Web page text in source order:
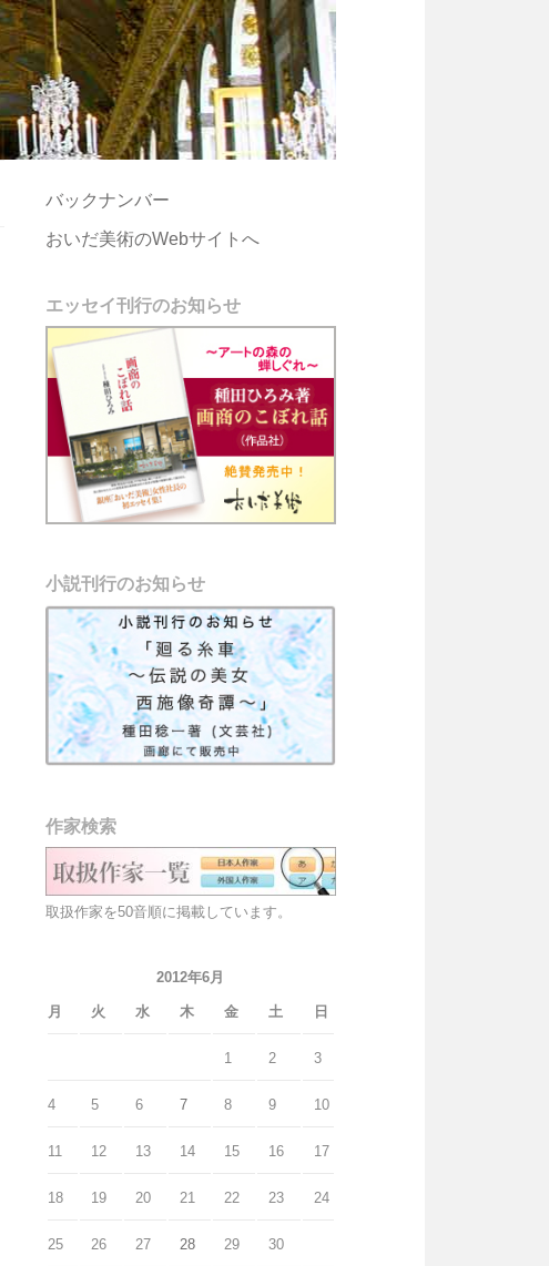
バックナンバー
おいだ美術のWebサイトへ
エッセイ刊行のお知らせ
小説刊行のお知らせ
作家検索
取扱作家を50音順に掲載しています。
2012年6月
月 火 水 木 金 土 日
1 2 3
4 5 6 7 8 9 10
11 12 13 14 15 16 17
18 19 20 21 22 23 24
25 26 27 28 29 30